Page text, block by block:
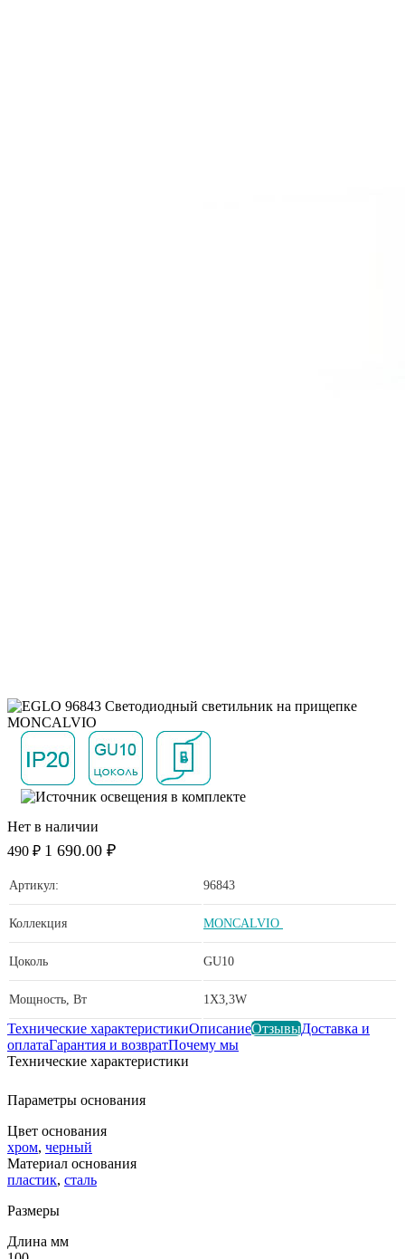
Нет в наличии
490 ₽ 1 690.00 ₽
Артикул: 96843
Коллекция MONCALVIO
Цоколь GU10
Мощность, Вт 1X3,3W
Технические характеристикиОписаниеОтзывыДоставка и
оплатаГарантия и возвратПочему мы
Технические характеристики
Параметры основания
Цвет основания
хром, черный
Материал основания
пластик, сталь
Размеры
Длина мм